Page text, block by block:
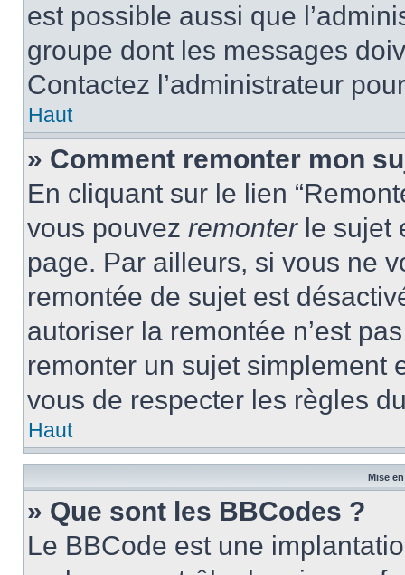
est possible aussi que
groupe dont les messages
Contactez l’administrateur
Haut
» Comment remonter mon
En cliquant sur le lien
vous pouvez remonterle sujet
page. Par ailleurs, si vous ne
remontée de sujet est
autoriser la remontée n’est
remonter un sujet simplement
vous de respecter les règles
Haut
Mise
» Que sont les BBCodes ?
Le BBCode est une